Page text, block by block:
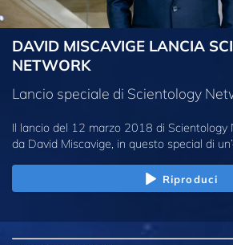
DAVID MISCAVIGE LANCIA
NETWORK
Lancio speciale di Scientology
Il lancio del 12 marzo 2018 di
da David Miscavige, in questo special di
Riproduci